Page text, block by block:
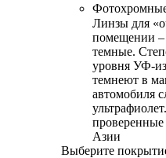
Линзы для
помещении –
темные.
уровня УФ-
темнеют в
автомобиля
Азии
Выберите